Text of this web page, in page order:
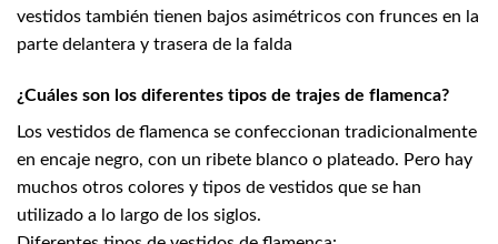
vestidos también tienen bajos asimétricos con frunces en la
parte delantera y trasera de la falda
¿Cuáles son los diferentes tipos de trajes de flamenca?
Los vestidos de flamenca se confeccionan tradicionalmente
en encaje negro, con un ribete blanco o plateado. Pero hay
muchos otros colores y tipos de vestidos que se han
utilizado a lo largo de los siglos.